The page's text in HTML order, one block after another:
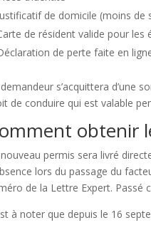
de domicile (moins de
de résident valide pour les
de perte faite en
s’acquittera d’une
de conduire qui est valable
obtenir
permis sera livré
lors du passage du
de la Lettre Expert. Passé
à noter que depuis le 16